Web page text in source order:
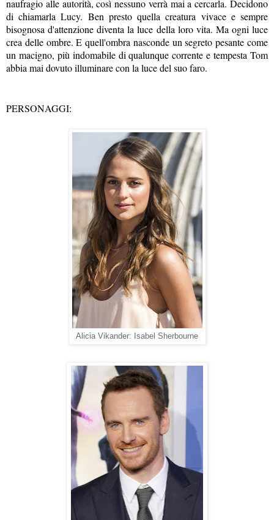
naufragio alle autorità, così nessuno verrà mai a cercarla. Decidono
di chiamarla Lucy. Ben presto quella creatura vivace e sempre
bisognosa d'attenzione diventa la luce della loro vita. Ma ogni luce
crea delle ombre. E quell'ombra nasconde un segreto pesante come
un macigno, più indomabile di qualunque corrente e tempesta Tom
abbia mai dovuto illuminare con la luce del suo faro.
PERSONAGGI:
Alicia Vikander: Isabel Sherbourne